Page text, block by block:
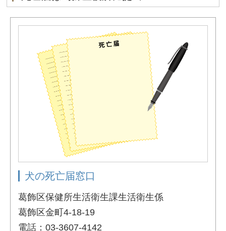
犬の死亡届窓口
葛飾区保健所生活衛生課生活衛生係
葛飾区金町4-18-19
電話：03-3607-4142